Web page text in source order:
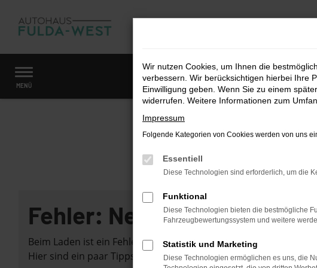
Zum
Hauptinhalt
MENÜ
Startseite Fahrzeugmarkt
Fehler: Network Error
Beim Laden ist ein Fehler aufgetreten.
Hier sind ein paar Tipps, die dir helfen können:
Wir nutzen Cookies, um Ihnen die
verbessern. Wir berücksichtigen hierbei Ihre
Einwilligung geben. Wenn Sie zu einem
widerrufen. Weitere Informationen zum
Impressum
Folgende Kategorien von Cookies werden von uns
Essentiell
Diese Technologien sind erforderlich, um die
Funktional
Diese Technologien bieten die bestmögliche
Fahrzeugbewertungssystem und weitere
Statistik und Marketing
Diese Technologien ermöglichen es uns, die